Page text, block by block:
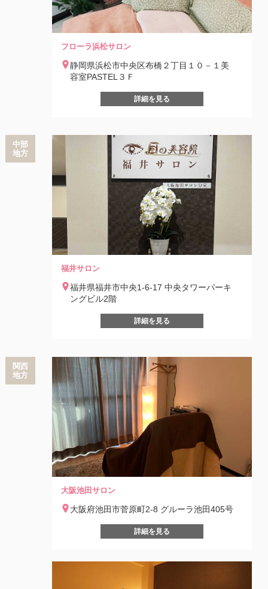
フローラ浜松サロン
静岡県浜松市中央区布橋２丁目１０－１美
容室PASTEL３Ｆ
詳細を見る
中部
地方
福井サロン
福井県福井市中央1-6-17 中央タワーパーキ
ングビル2階
詳細を見る
関西
地方
大阪池田サロン
大阪府池田市菅原町2-8 グルーラ池田405号
詳細を見る